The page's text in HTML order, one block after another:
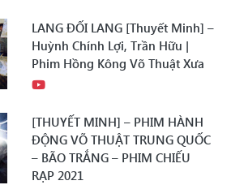
LANG ĐỐI LANG [Thuyết Minh] –
Huỳnh Chính Lợi, Trần Hữu |
Phim Hồng Kông Võ Thuật Xưa
[THUYẾT MINH] – PHIM HÀNH
ĐỘNG VÕ THUẬT TRUNG QUỐC
– BÃO TRẮNG – PHIM CHIẾU
RẠP 2021